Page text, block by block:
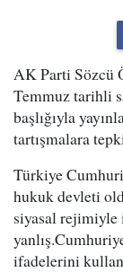
AK Parti Sözcü
Temmuz tarihli
başlığıyla
tartışmalara
Türkiye
hukuk devleti
siyasal
ifadelerini